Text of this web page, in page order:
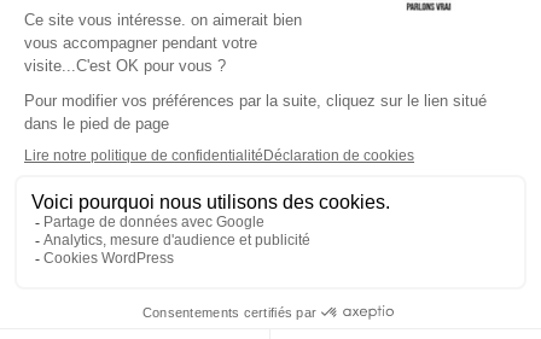
L'application Iphone / Android
Téléchargez l'application
Les cookies
Gestion des cookies
Crédit photos : ©Sud Radio / Pierre Olivier